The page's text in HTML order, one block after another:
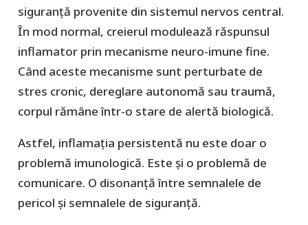
siguranță provenite din sistemul nervos central.
În mod normal, creierul modulează răspunsul
inflamator prin mecanisme neuro-imune fine.
Când aceste mecanisme sunt perturbate de
stres cronic, dereglare autonomă sau traumă,
corpul rămâne într-o stare de alertă biologică.
Astfel, inflamația persistentă nu este doar o
problemă imunologică. Este și o problemă de
comunicare. O disonanță între semnalele de
pericol și semnalele de siguranță.